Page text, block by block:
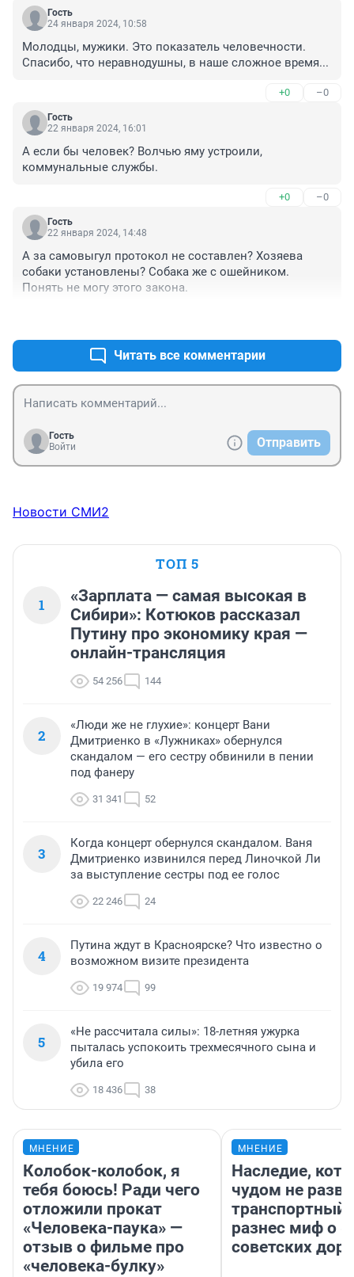
Гость
24 января 2024, 10:58
Молодцы, мужики. Это показатель человечности.
Спасибо, что неравнодушны, в наше сложное время...
+0 –0
Гость
22 января 2024, 16:01
А если бы человек? Волчью яму устроили,
коммунальные службы.
+0 –0
Гость
22 января 2024, 14:48
А за самовыгул протокол не составлен? Хозяева
собаки установлены? Собака же с ошейником.
Понять не могу этого закона.
Читать все комментарии
Гость
Войти
Отправить
Новости СМИ2
ТОП 5
1
«Зарплата — самая высокая в
Сибири»: Котюков рассказал
Путину про экономику края —
онлайн-трансляция
54 256 144
2
«Люди же не глухие»: концерт Вани
Дмитриенко в «Лужниках» обернулся
скандалом — его сестру обвинили в пении
под фанеру
31 341 52
3
Когда концерт обернулся скандалом. Ваня
Дмитриенко извинился перед Линочкой Ли
за выступление сестры под ее голос
22 246 24
4
Путина ждут в Красноярске? Что известно о
возможном визите президента
19 974 99
5
«Не рассчитала силы»: 18-летняя ужурка
пыталась успокоить трехмесячного сына и
убила его
18 436 38
МНЕНИЕ
Колобок-колобок, я
тебя боюсь! Ради чего
отложили прокат
«Человека-паука» —
отзыв о фильме про
«человека-булку»
МНЕНИЕ
Наследие,
чудом не
транспортный
разнес миф о
советских